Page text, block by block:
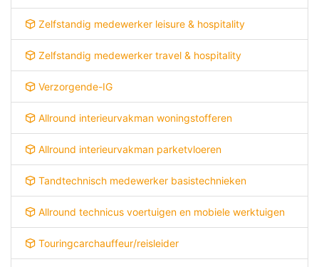
Zelfstandig medewerker leisure & hospitality
Zelfstandig medewerker travel & hospitality
Verzorgende-IG
Allround interieurvakman woningstofferen
Allround interieurvakman parketvloeren
Tandtechnisch medewerker basistechnieken
Allround technicus voertuigen en mobiele werktuigen
Touringcarchauffeur/reisleider